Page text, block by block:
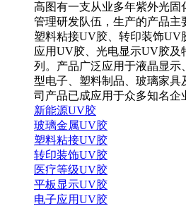
高图有一支从业多年紫外光固
管理研发队伍，生产的产品主
塑料粘接UV胶、转印装饰UV
应用UV胶、光电显示UV胶及
列。产品广泛应用于液晶显示
型电子、塑料制品、玻璃家具
司产品已成应用于众多知名企
新能源UV胶
玻璃金属UV胶
塑料粘接UV胶
转印装饰UV胶
医疗等级UV胶
平板显示UV胶
电子应用UV胶